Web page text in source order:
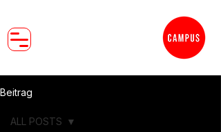
Beitrag
ALL POSTS